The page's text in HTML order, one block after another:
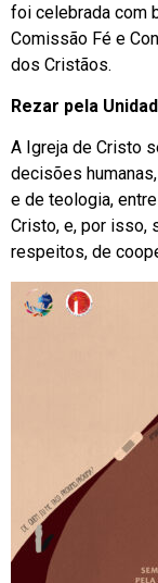
foi celebrada com
Comissão Fé e
dos Cristãos.
Rezar pela
A Igreja de Cristo
decisões
e de teologia,
Cristo, e, por isso,
respeitos, de